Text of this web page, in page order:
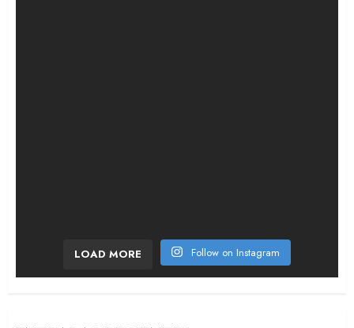
LOAD MORE Follow on Instagram